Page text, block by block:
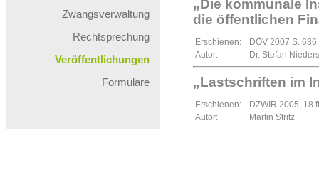
Zwangsverwaltung
Rechtsprechung
Veröffentlichungen
Formulare
„Die kommunale
die öffentlichen
Erschienen:
DÖV 2007 S. 636
Autor:
Dr. Stefan
„Lastschriften im
Erschienen:
DZWIR 2005, 18 ff
Autor:
Martin Stritz